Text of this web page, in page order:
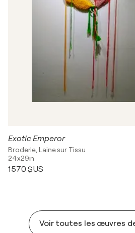
Exotic Emperor
Broderie, Laine sur Tissu
24x29in
1 570 $US
Voir toutes les œuvres